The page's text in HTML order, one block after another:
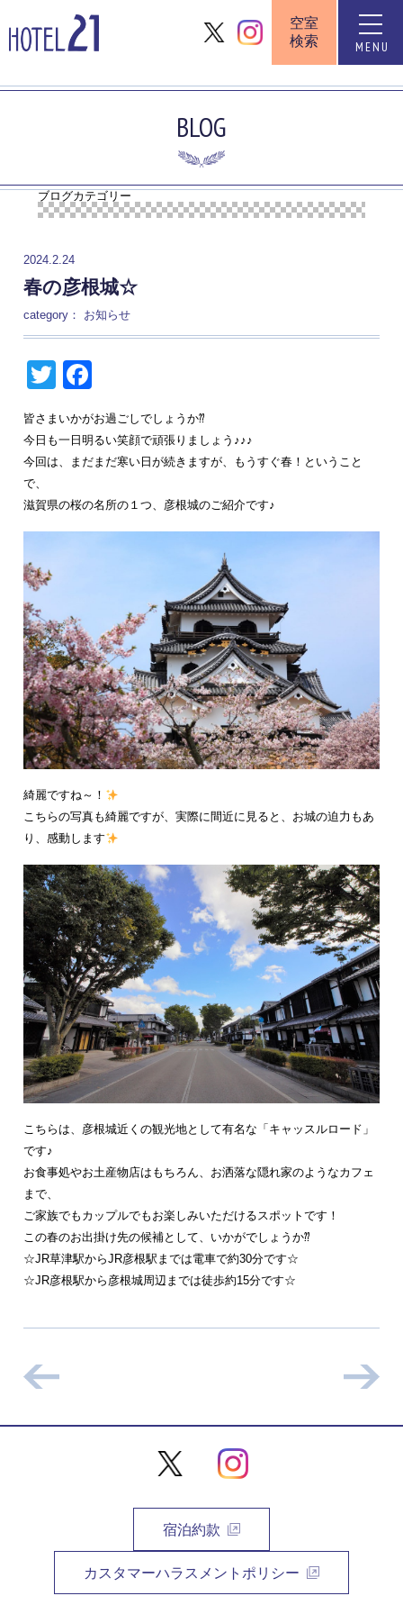
toggle
MENU
空室
検索
BLOG
ブログカテゴリー
2024.2.24
春の彦根城☆
category： お知らせ
Twitter
皆さまいかがお過ごしでしょうか⁇
今日も一日明るい笑顔で頑張りましょう♪♪♪
今回は、まだまだ寒い日が続きますが、もうすぐ春！ということ
で、
滋賀県の桜の名所の１つ、彦根城のご紹介です♪
綺麗ですね～！
こちらの写真も綺麗ですが、実際に間近に見ると、お城の迫力もあ
り、感動します
こちらは、彦根城近くの観光地として有名な「キャッスルロード」
です♪
お食事処やお土産物店はもちろん、お洒落な隠れ家のようなカフェ
まで、
ご家族でもカップルでもお楽しみいただけるスポットです！
この春のお出掛け先の候補として、いかがでしょうか⁇
☆JR草津駅からJR彦根駅までは電車で約30分です☆
☆JR彦根駅から彦根城周辺までは徒歩約15分です☆
宿泊約款
カスタマーハラスメントポリシー